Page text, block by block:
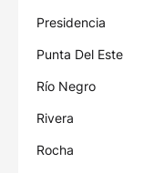
Presidencia
Punta Del Este
Río Negro
Rivera
Rocha